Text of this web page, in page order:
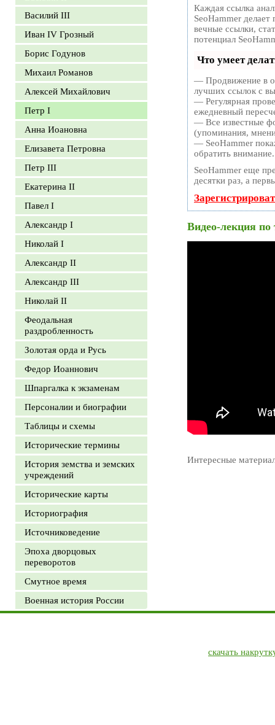
Василий III
Иван IV Грозный
Борис Годунов
Михаил Романов
Алексей Михайлович
Петр I
Анна Иоановна
Елизавета Петровна
Петр III
Екатерина II
Павел I
Александр I
Николай I
Александр II
Александр III
Николай II
Феодальная
раздробленность
Золотая орда и Русь
Федор Иоаннович
Шпаргалка к экзаменам
Персоналии и биографии
Таблицы и схемы
Исторические термины
История земства и земских
учреждений
Исторические карты
Историография
Источниковедение
Эпоха дворцовых
переворотов
Смутное время
Военная история России
Каждая ссылка
SeoHammer
вечные ссылки,
потенциал
Что умеет
— Продвижение в
лучших ссылок с
— Регулярная
ежедневный
— Все известные
(упоминания,
— SeoHammer
обратить внимание.
SeoHammer еще
десятки раз, а
Видео-лекция по
Интересные
скачать